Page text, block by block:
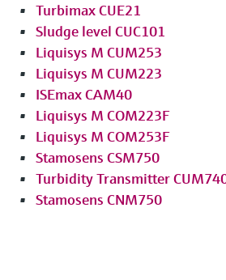
Turbimax CUE21
Sludge level CUC101
Liquisys M CUM253
Liquisys M CUM223
ISEmax CAM40
Liquisys M COM223F
Liquisys M COM253F
Stamosens CSM750
Turbidity Transmitter
Stamosens CNM750